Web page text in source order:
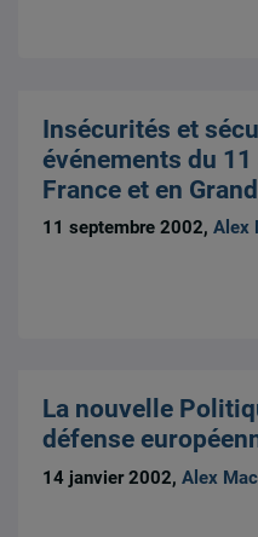
Insécurités et
événements du
France et en
11 septembre 2002,Alex
La nouvelle
défense
14 janvier 2002,Alex